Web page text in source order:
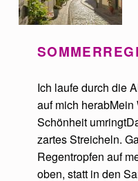
Ich laufe durch die
auf mich
Schönheit
zartes Streicheln.
Regentropfen auf
oben, statt in den